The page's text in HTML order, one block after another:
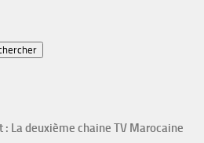
: La deuxième chaine TV Marocaine